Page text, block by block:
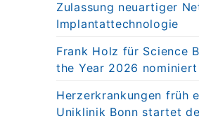
Zulassung neuartiger
Implantattechnologie
Frank Holz für Science
the Year 2026 nominiert
Herzerkrankungen früh
Uniklinik Bonn startet